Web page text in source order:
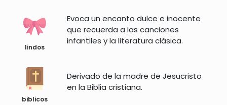
lindos
Evoca un encanto dulce e inocente
que recuerda a las canciones
infantiles y la literatura clásica.
biblicos
Derivado de la madre de Jesucristo
en la Biblia cristiana.